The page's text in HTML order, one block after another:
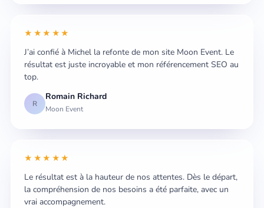
★★★★★
J’ai confié à Michel la refonte de mon site Moon Event. Le
résultat est juste incroyable et mon référencement SEO au
top.
R
Romain Richard
Moon Event
★★★★★
Le résultat est à la hauteur de nos attentes. Dès le départ,
la compréhension de nos besoins a été parfaite, avec un
vrai accompagnement.